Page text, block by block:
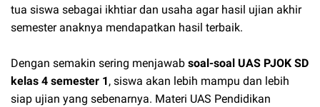
tua siswa sebagai ikhtiar dan usaha agar hasil ujian akhir
semester anaknya mendapatkan hasil terbaik.
Dengan semakin sering menjawab soal-soal UAS PJOK SD
kelas 4 semester 1, siswa akan lebih mampu dan lebih
siap ujian yang sebenarnya. Materi UAS Pendidikan